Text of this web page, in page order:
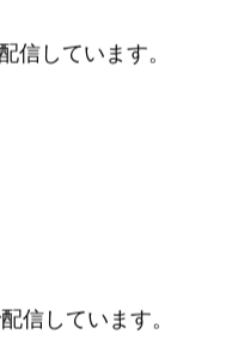
信しています。
信しています。